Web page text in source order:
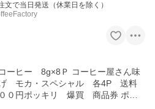
文で当日発送（休業日を除く）
ーヒー 8g×8Ｐ コーヒー屋さん味
げ モカ・スペシャル 各4P 送料
０円ポッキリ 爆買 商品券 ポイ